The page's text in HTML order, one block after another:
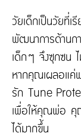
ประกันภัยทางทะเ
ประกันอัคคีภัย
เกี่ยวกับ Tune
เกี่ยวกับ Tune
ประวัติองค์กร
การกำกับดูแลกิจการ
รายงานประจำปี
ข้อมูลสำคัญทางการเงิน
วัยเด็กเป็นวัยที่เ
พัฒนาการด้านก
เด็กๆ จึงซุกซน
หากคุณเผลอแค่
รัก Tune
เพื่อให้คุณพ่อ คุ
ได้มากขึ้น